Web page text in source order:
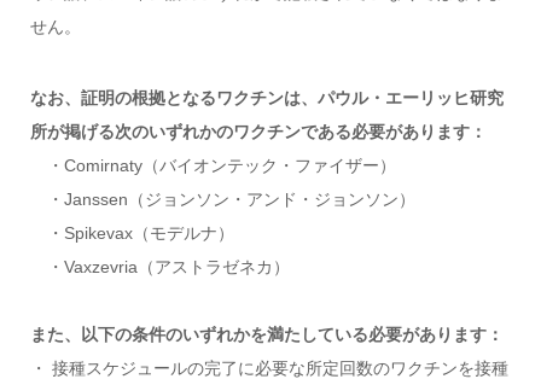
せん。
なお、証明の根拠となるワクチンは、パウル・エーリッヒ研究
所が掲げる次のいずれかのワクチンである必要があります：
・Comirnaty（バイオンテック・ファイザー）
・Janssen（ジョンソン・アンド・ジョンソン）
・Spikevax（モデルナ）
・Vaxzevria（アストラゼネカ）
また、以下の条件のいずれかを満たしている必要があります：
・ 接種スケジュールの完了に必要な所定回数のワクチンを接種